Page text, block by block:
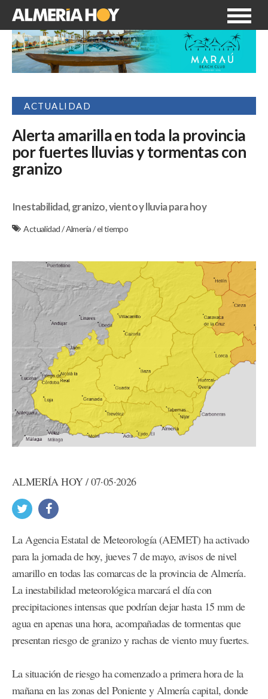
ACTUALIDAD
Alerta amarilla en toda la provincia
por fuertes lluvias y tormentas con
granizo
Inestabilidad, granizo, viento y lluvia para hoy
Actualidad/Almería/el tiempo
ALMERÍA HOY / 07·05·2026
La Agencia Estatal de Meteorología (AEMET) ha activado
para la jornada de hoy, jueves 7 de mayo, avisos de nivel
amarillo en todas las comarcas de la provincia de Almería.
La inestabilidad meteorológica marcará el día con
precipitaciones intensas que podrían dejar hasta 15 mm de
agua en apenas una hora, acompañadas de tormentas que
presentan riesgo de granizo y rachas de viento muy fuertes.
La situación de riesgo ha comenzado a primera hora de la
mañana en las zonas del Poniente y Almería capital, donde